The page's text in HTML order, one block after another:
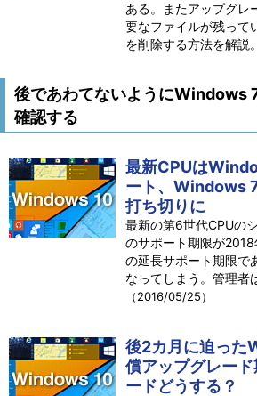
ある。またアップグレ
要なファイルが残って
を削除する方法を解説。
後であわてないようにWindows
確認する
最新CPUは
ート、Windows
打ち切りに
最新の第6世代CPUの
のサポート期限が
の延長サポート期限で
なってしまう。管理者
（2016/05/25）
後2カ月に迫った
償アップグレー
ードどうする？